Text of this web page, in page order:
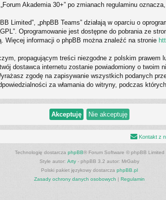
Akademia 30+” po zmianach regulaminu
Limited”, „phpBB Teams” działają w oparciu o
Oprogramowanie jest dostępne do pobrania ze
Więcej informacji o phpBB można znaleźć na stronie
propagującym treści niezgodne z polskim
dostawca internetu zostanie powiadomiony o twoim
zgodę na zapisywanie wszystkich podanych
za włamania do witryny, podczas
Kontakt z
Technologię dostarcza phpBB® Forum Software © phpBB Limited
Style autor: Arty - phpBB 3.2 autor: MrGaby
Polski pakiet językowy dostarcza phpBB.pl
Zasady ochrony danych osobowych | Regulamin